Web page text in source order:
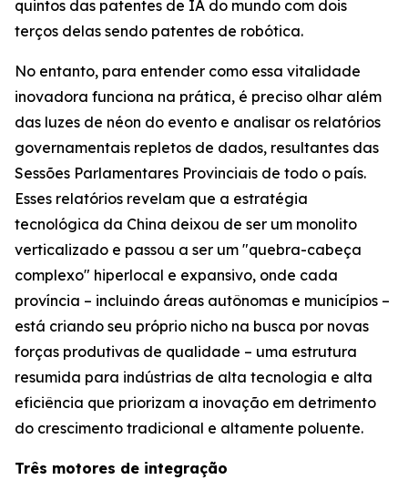
quintos das patentes de IA do mundo com dois
terços delas sendo patentes de robótica.
No entanto, para entender como essa vitalidade
inovadora funciona na prática, é preciso olhar além
das luzes de néon do evento e analisar os relatórios
governamentais repletos de dados, resultantes das
Sessões Parlamentares Provinciais de todo o país.
Esses relatórios revelam que a estratégia
tecnológica da China deixou de ser um monolito
verticalizado e passou a ser um "quebra-cabeça
complexo" hiperlocal e expansivo, onde cada
província – incluindo áreas autônomas e municípios –
está criando seu próprio nicho na busca por novas
forças produtivas de qualidade – uma estrutura
resumida para indústrias de alta tecnologia e alta
eficiência que priorizam a inovação em detrimento
do crescimento tradicional e altamente poluente.
Três motores de integração